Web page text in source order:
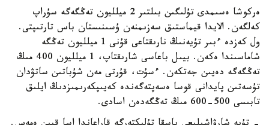
ەركوشا ەسىمدى تۇلىگىن بىلتىر 2 ميلليون تەڭگەگە سۇراپ
كەلگەن. الايدا قيماستىق سەزىمنەن ۇسىنىستان باس تارتىپتى.
ول كەزدە ءبىر تۇيەنىڭ نارىقتاعى قۇنى 1 ميلليون تەڭگە
شاماسىندا ەكەن. بيىل باعاسى شارىقتاپ، 1 ميلليون 400 مىڭ
تەڭگەگە دەيىن جەتكەن. ءسۇت، قۇرتى مەن شۇباتىن ساتۋدان
تۇسەتىن پايدانى قوسا ەسەپتەگەندە كەيىپكەرىمىزدىڭ ايلىق
تابىسى 500-600 مىڭ تەڭگەدەن اسادى.